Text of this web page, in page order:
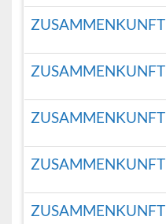
ZUSAMMENKUNFT
ZUSAMMENKUNFT
ZUSAMMENKUNFT
ZUSAMMENKUNFT
ZUSAMMENKUNFT